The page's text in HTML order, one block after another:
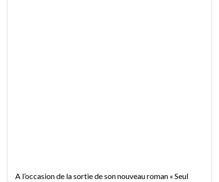
A l’occasion de la sortie de son nouveau roman « Seul